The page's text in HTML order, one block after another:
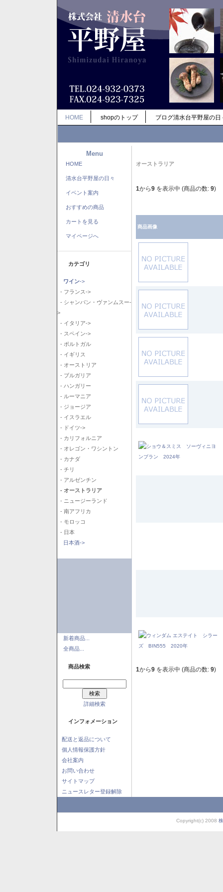
HOME shopのトップ ブログ清水台平野屋の日
Menu
HOME
清水台平野屋の日々
イベント案内
おすすめの商品
カートを見る
マイページへ
カテゴリ
ワイン->
- フランス->
- シャンパン・ヴァンムスー-
>
- イタリア->
- スペイン->
- ポルトガル
- イギリス
- オーストリア
- ブルガリア
- ハンガリー
- ルーマニア
- ジョージア
- イスラエル
- ドイツ->
- カリフォルニア
- オレゴン・ワシントン
- カナダ
- チリ
- アルゼンチン
- オーストラリア
- ニュージーランド
- 南アフリカ
- モロッコ
- 日本
日本酒->
新着商品...
全商品...
商品検索
詳細検索
インフォメーション
配送と返品について
個人情報保護方針
会社案内
お問い合わせ
サイトマップ
ニュースレター登録解除
オーストラリア
1から9 を表示中 (商品の数: 9)
商品画像
1から9 を表示中 (商品の数: 9)
Copyright(c) 2008